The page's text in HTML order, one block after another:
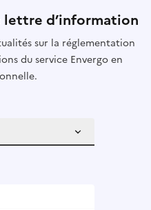
lettre d’information
sur la réglementation
du service Envergo en